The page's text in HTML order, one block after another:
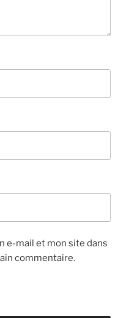
e-mail et mon site dans
commentaire.